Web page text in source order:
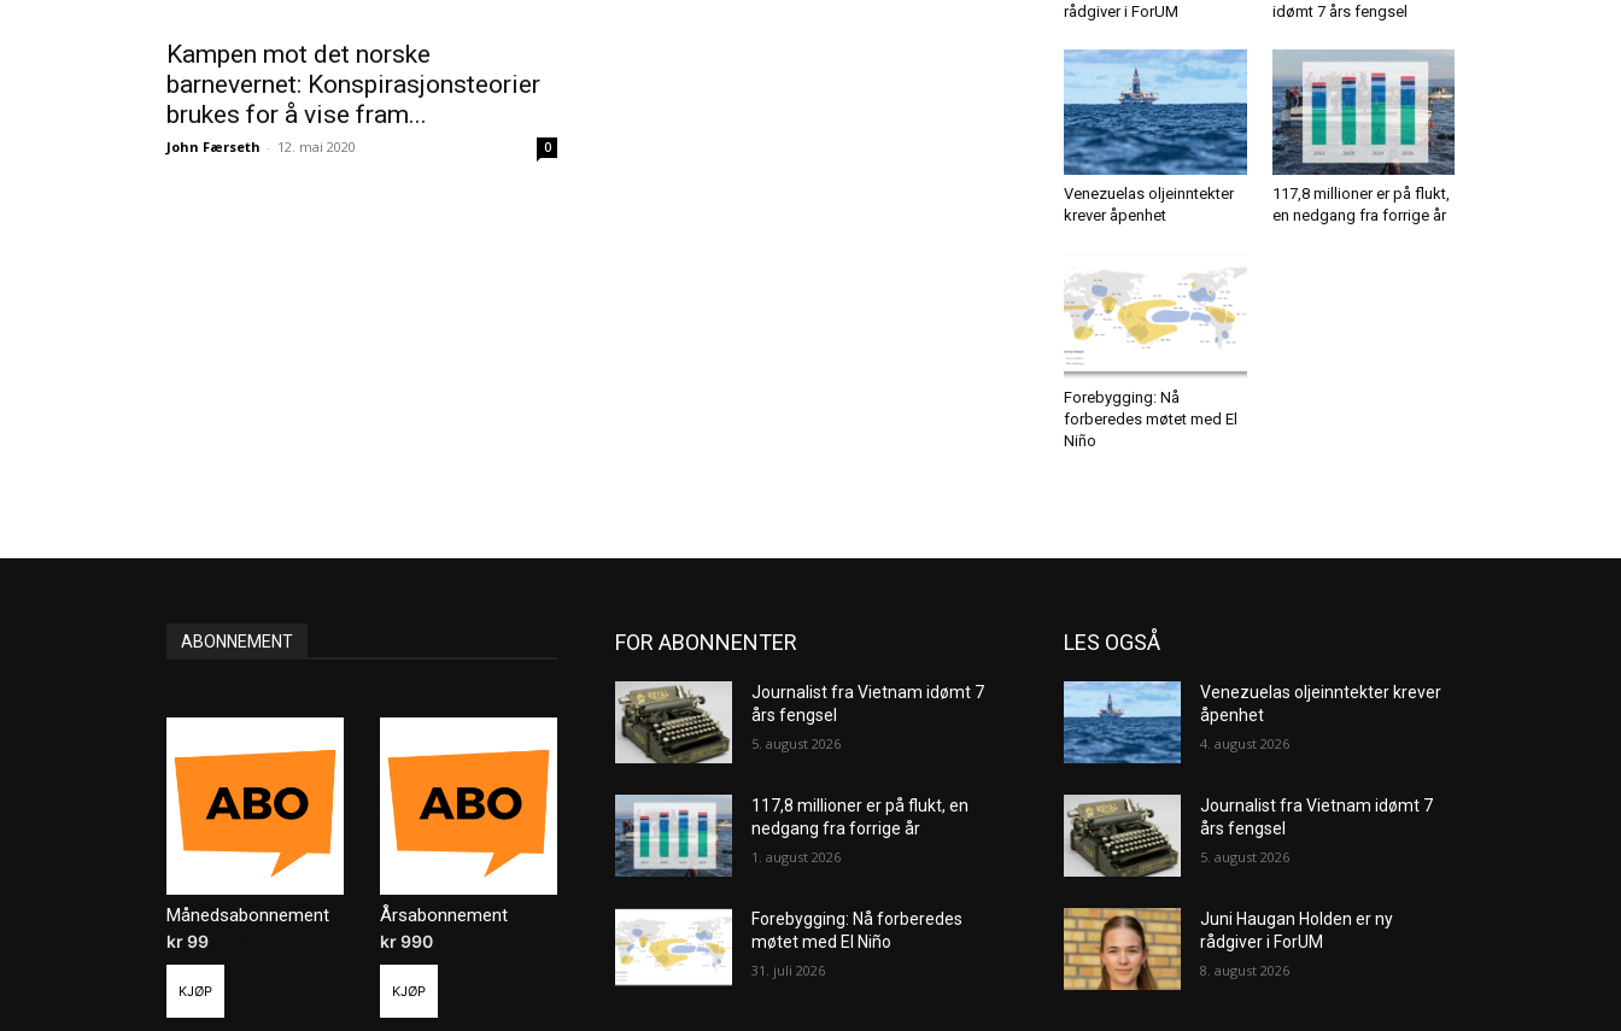
Kampen mot det norske
barnevernet: Konspirasjonsteorier
brukes for å vise fram...
John Færseth - 12. mai 2020 0
rådgiver i ForUM
idømt 7 års fengsel
Venezuelas oljeinntekter
krever åpenhet
117,8 millioner er på flukt,
en nedgang fra forrige år
Forebygging: Nå
forberedes møtet med El
Niño
ABONNEMENT
Månedsabonnement
kr99
KJØP
Årsabonnement
kr990
KJØP
FOR ABONNENTER
Journalist fra Vietnam idømt 7
års fengsel
5. august 2026
117,8 millioner er på flukt, en
nedgang fra forrige år
1. august 2026
Forebygging: Nå forberedes
møtet med El Niño
31. juli 2026
LES OGSÅ
Venezuelas oljeinntekter krever
åpenhet
4. august 2026
Journalist fra Vietnam idømt 7
års fengsel
5. august 2026
Juni Haugan Holden er ny
rådgiver i ForUM
8. august 2026